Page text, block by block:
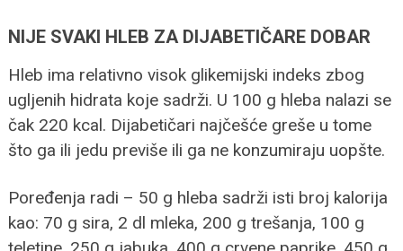
NIJE SVAKI HLEB ZA DIJABETIČARE DOBAR
Hleb ima relativno visok glikemijski indeks zbog
ugljenih hidrata koje sadrži. U 100 g hleba nalazi se
čak 220 kcal. Dijabetičari najčešće greše u tome
što ga ili jedu previše ili ga ne konzumiraju uopšte.
Poređenja radi – 50 g hleba sadrži isti broj kalorija
kao: 70 g sira, 2 dl mleka, 200 g trešanja, 100 g